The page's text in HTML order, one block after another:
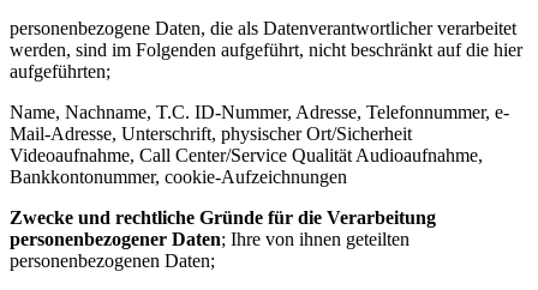
personenbezogene Daten, die als Datenverantwortlicher verarbeitet
werden, sind im Folgenden aufgeführt, nicht beschränkt auf die hier
aufgeführten;
Name, Nachname, T.C. ID-Nummer, Adresse, Telefonnummer, e-
Mail-Adresse, Unterschrift, physischer Ort/Sicherheit
Videoaufnahme, Call Center/Service Qualität Audioaufnahme,
Bankkontonummer, cookie-Aufzeichnungen
Zwecke und rechtliche Gründe für die Verarbeitung
personenbezogener Daten; Ihre von ihnen geteilten
personenbezogenen Daten;